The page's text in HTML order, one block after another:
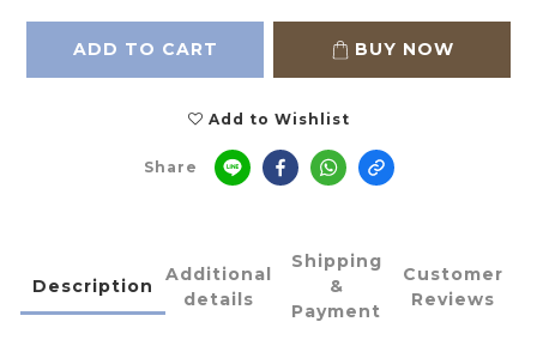
ADD TO CART BUY NOW
Add to Wishlist
Share
Description
Additional
details
Shipping
&
Payment
Customer
Reviews